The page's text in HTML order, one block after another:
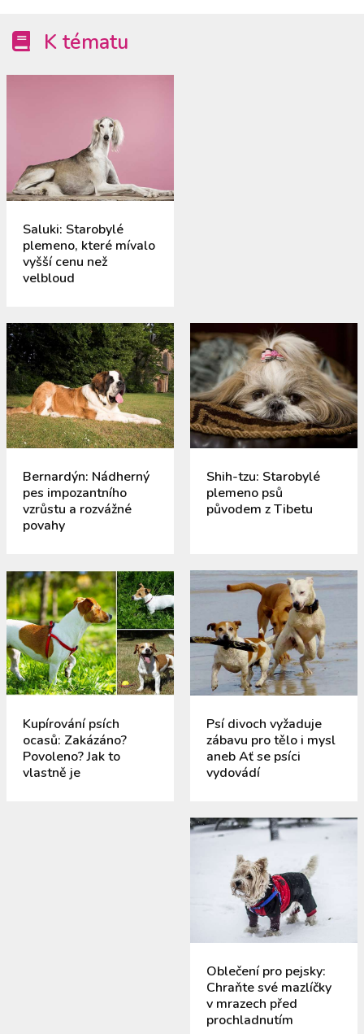
K tématu
Saluki: Starobylé
plemeno, které mívalo
vyšší cenu než
velbloud
Bernardýn: Nádherný
pes impozantního
vzrůstu a rozvážné
povahy
Shih-tzu: Starobylé
plemeno psů
původem z Tibetu
Kupírování psích
ocasů: Zakázáno?
Povoleno? Jak to
vlastně je
Psí divoch vyžaduje
zábavu pro tělo i mysl
aneb Ať se psíci
vydovádí
Oblečení pro pejsky:
Chraňte své mazlíčky
v mrazech před
prochladnutím